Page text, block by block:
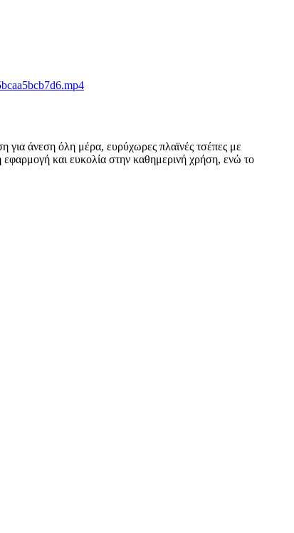
για άνεση όλη μέρα, ευρύχωρες πλαϊνές τσέπες με
και ευκολία στην καθημερινή χρήση, ενώ το